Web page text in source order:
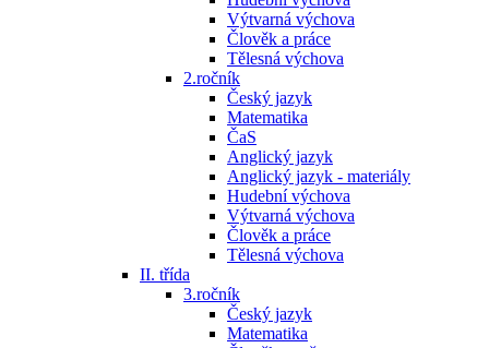
Výtvarná výchova
Člověk a práce
Tělesná výchova
2.ročník
Český jazyk
Matematika
ČaS
Anglický jazyk
Anglický jazyk - materiály
Hudební výchova
Výtvarná výchova
Člověk a práce
Tělesná výchova
II. třída
3.ročník
Český jazyk
Matematika